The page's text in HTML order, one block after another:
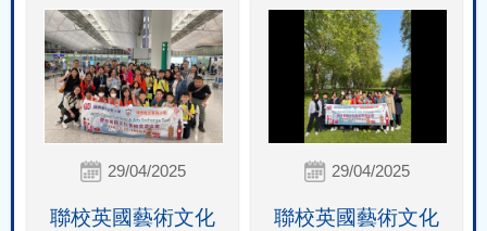
29/04/2025
聯校英國藝術文化
29/04/2025
聯校英國藝術文化